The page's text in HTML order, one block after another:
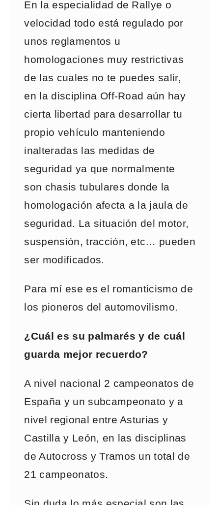
En la especialidad de Rallye o
velocidad todo está regulado por
unos reglamentos u
homologaciones muy restrictivas
de las cuales no te puedes salir,
en la disciplina Off-Road aún hay
cierta libertad para desarrollar tu
propio vehículo manteniendo
inalteradas las medidas de
seguridad ya que normalmente
son chasis tubulares donde la
homologación afecta a la jaula de
seguridad. La situación del motor,
suspensión, tracción, etc… pueden
ser modificados.
Para mí ese es el romanticismo de
los pioneros del automovilismo.
¿Cuál es su palmarés y de cuál
guarda mejor recuerdo?
A nivel nacional 2 campeonatos de
España y un subcampeonato y a
nivel regional entre Asturias y
Castilla y León, en las disciplinas
de Autocross y Tramos un total de
21 campeonatos.